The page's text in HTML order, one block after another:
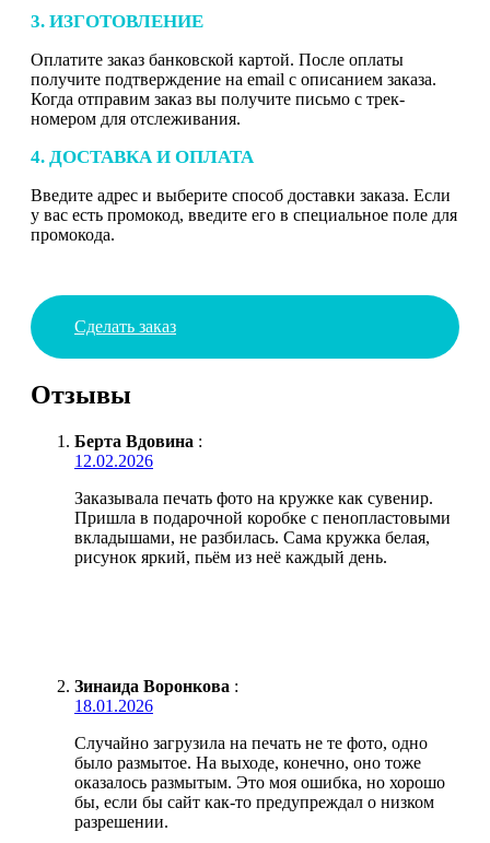
3. ИЗГОТОВЛЕНИЕ
Оплатите заказ банковской картой. После оплаты
получите подтверждение на email с описанием заказа.
Когда отправим заказ вы получите письмо с трек-
номером для отслеживания.
4. ДОСТАВКА И ОПЛАТА
Введите адрес и выберите способ доставки заказа. Если
у вас есть промокод, введите его в специальное поле для
промокода.
Сделать заказ
Отзывы
Берта Вдовина :
12.02.2026
Заказывала печать фото на кружке как сувенир.
Пришла в подарочной коробке с пенопластовыми
вкладышами, не разбилась. Сама кружка белая,
рисунок яркий, пьём из неё каждый день.
Зинаида Воронкова :
18.01.2026
Случайно загрузила на печать не те фото, одно
было размытое. На выходе, конечно, оно тоже
оказалось размытым. Это моя ошибка, но хорошо
бы, если бы сайт как-то предупреждал о низком
разрешении.